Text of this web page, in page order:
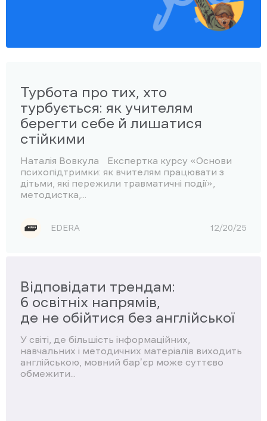
Турбота про тих, хто
турбується: як учителям
берегти себе й лишатися
стійкими
Наталія Вовкула Експертка курсу «Основи
психопідтримки: як вчителям працювати з
дітьми, які пережили травматичні події»,
методистка,...
EDERA 12/20/25
Відповідати трендам:
6 освітніх напрямів,
де не обійтися без англійської
У світі, де більшість інформаційних,
навчальних і методичних матеріалів виходить
англійською, мовний барʼєр може суттєво
обмежити...